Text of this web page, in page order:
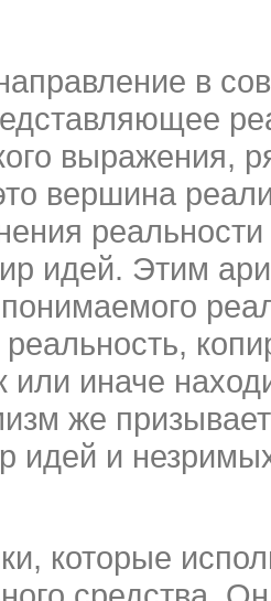
в
выражения,
вершина
идей. Этим
реальность,
или иначе
же призывает
идей и
которые